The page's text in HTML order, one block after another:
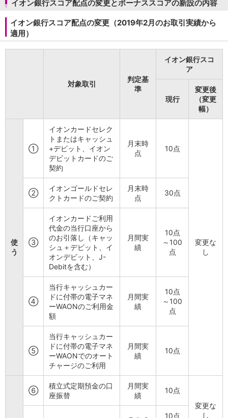
支払・入金TOP
AEON Pay
口座振替サービス
自動入金サービス
WEB即時決済サービス
電子マネーWAON
インボイス
その他サービス
キャンペーン
店舗・ATM
青森県
岩手県
秋田県
関東／北陸・甲信越
茨城県
神奈川県
イオン銀行スコア配点の変更とボーナススコアの新設の内容
イオン銀行スコア配点の変更（2019年2月のお取引実績から
適用）
対象取引
判定基
準
イオン銀行スコ
ア
現行
変更後
（変更
幅）
使
う
①
イオンカードセレク
トまたはキャッシュ
+デビット、イオン
デビットカードのご
契約
月末時
点
10点
変更な
し
②
イオンゴールドセレ
クトカードのご契約
月末時
点
30点
③
イオンカードご利用
代金の当行口座から
のお引落し（キャッ
シュ＋デビット、イ
オンデビット、J-
Debitを含む）
月間実
績
10点
～100
点
④
当行キャッシュカー
ドに付帯の電子マネ
ーWAONのご利用金
額
月間実
績
10点
～100
点
⑤
当行キャッシュカー
ドに付帯の電子マネ
ーWAONでのオート
チャージのご利用
月間実
績
10点
⑥
積立式定期預金の口
座振替
月間実
績
10点
変更な
し
10点